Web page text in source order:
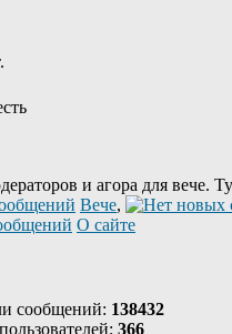
и агора для вече.
Вече,
О сайте
сообщений: 138432
366